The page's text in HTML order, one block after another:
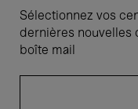
Sélectionnez vos
dernières nouvelles
boîte mail